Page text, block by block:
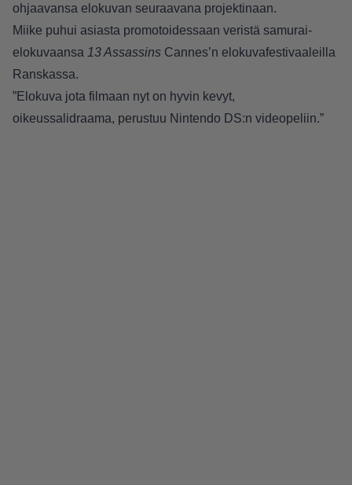
ohjaavansa elokuvan seuraavana projektinaan.
Miike puhui asiasta promotoidessaan veristä samurai-
elokuvaansa 13 Assassins Cannes’n elokuvafestivaaleilla
Ranskassa.
”Elokuva jota filmaan nyt on hyvin kevyt,
oikeussalidraama, perustuu Nintendo DS:n videopeliin.”